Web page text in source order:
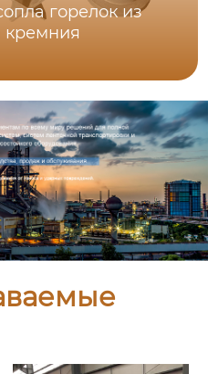
горелок из
кремния